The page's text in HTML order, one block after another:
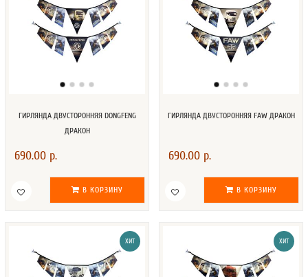
ГИРЛЯНДА ДВУСТОРОННЯЯ DONGFENG
ДРАКОН
690.00 р.
В КОРЗИНУ
ГИРЛЯНДА ДВУСТОРОННЯЯ FAW ДРАКОН
690.00 р.
В КОРЗИНУ
ХИТ ХИТ